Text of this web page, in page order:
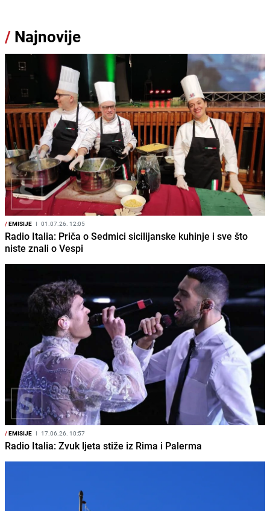
/ Najnovije
/EMISIJE I 01.07.26. 12:05
Radio Italia: Priča o Sedmici sicilijanske kuhinje i sve što
niste znali o Vespi
/EMISIJE I 17.06.26. 10:57
Radio Italia: Zvuk ljeta stiže iz Rima i Palerma